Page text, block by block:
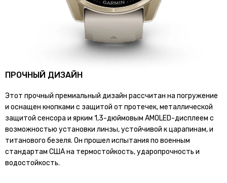
ПРОЧНЫЙ ДИЗАЙН
Этот прочный премиальный дизайн рассчитан на погружение
и оснащен кнопками с защитой от протечек, металлической
защитой сенсора и ярким 1,3-дюймовым AMOLED-дисплеем с
возможностью установки линзы, устойчивой к царапинам, и
титанового безеля. Он прошел испытания по военным
стандартам США на термостойкость, ударопрочность и
водостойкость.